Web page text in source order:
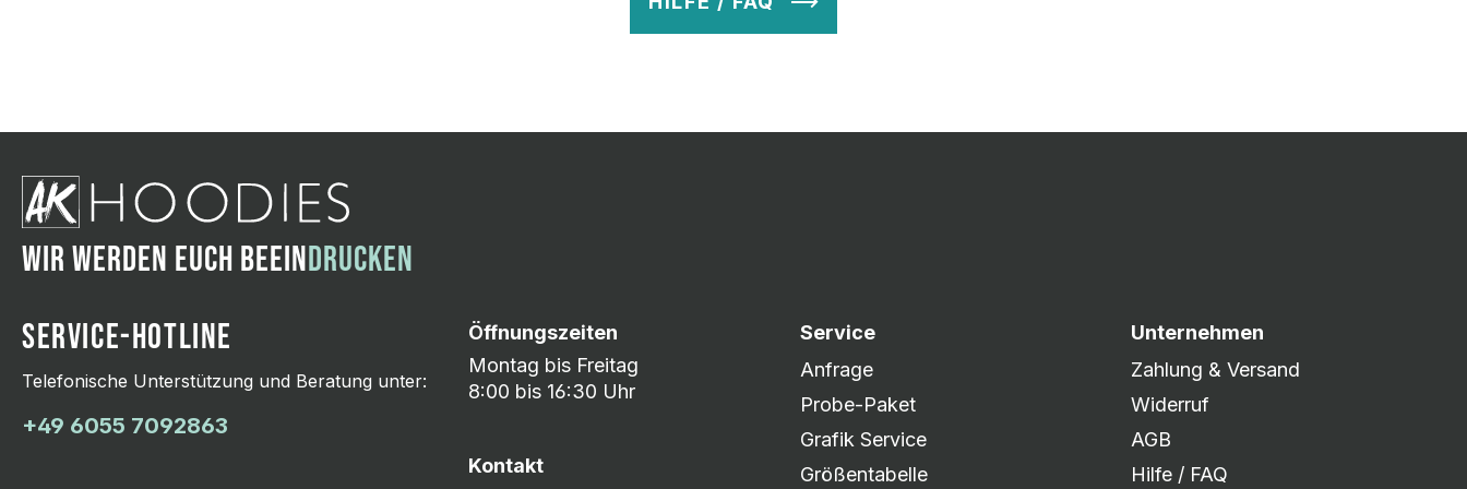
Wir ändern das Motiv so lange ab, bis Ihr zu 100% zufrieden seid. Danach wird es zum Druck freigegeben und die
WIR WERDEN EUCH BEEINDRUCKEN
SERVICE-HOTLINE
Telefonische Unterstützung und Beratung unter:
+49 6055 7092863
Öffnungszeiten
Montag bis Freitag
8:00 bis 16:30 Uhr
Kontakt
Service
Anfrage
Probe-Paket
Grafik Service
Größentabelle
Unternehmen
Zahlung & Versand
Widerruf
AGB
Hilfe / FAQ